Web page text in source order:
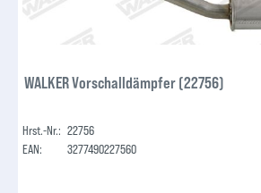
WALKER Vorschalldämpfer (22756)
Hrst.-Nr.: 22756
EAN:
3277490227560